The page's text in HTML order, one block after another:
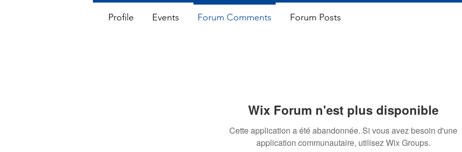
Wix Forum n'est plus disponible
Cette application a été abandonnée. Si vous avez besoin d'une
application communautaire, utilisez Wix Groups.
Profile Events Forum Comments Forum Posts